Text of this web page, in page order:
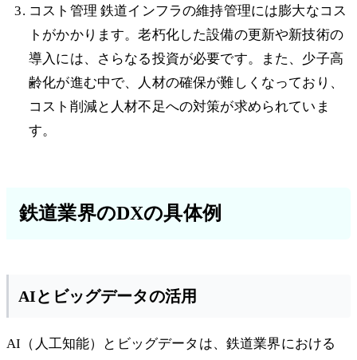
コスト管理 鉄道インフラの維持管理には膨大なコス
トがかかります。老朽化した設備の更新や新技術の
導入には、さらなる投資が必要です。また、少子高
齢化が進む中で、人材の確保が難しくなっており、
コスト削減と人材不足への対策が求められていま
す。
鉄道業界のDXの具体例
AIとビッグデータの活用
AI（人工知能）とビッグデータは、鉄道業界における